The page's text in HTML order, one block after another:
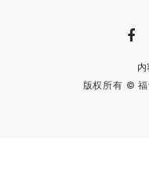
版权所有 © 福